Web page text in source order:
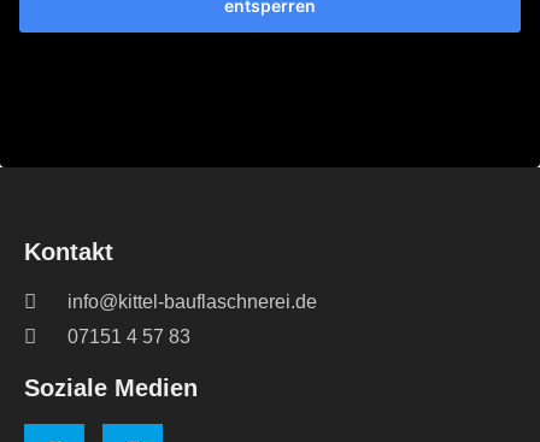
entsperren
Kontakt
info@kittel-bauflaschnerei.de
07151 4 57 83
Soziale Medien